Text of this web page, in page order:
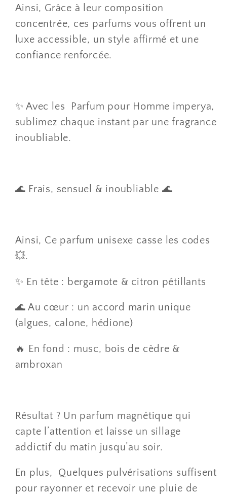
Ainsi, Grâce à leur composition
concentrée, ces parfums vous offrent un
luxe accessible, un style affirmé et une
confiance renforcée.
✨ Avec les Parfum pour Homme imperya,
sublimez chaque instant par une fragrance
inoubliable.
🌊 Frais, sensuel & inoubliable 🌊
Ainsi, Ce parfum unisexe casse les codes
💥.
✨ En tête : bergamote & citron pétillants
🌊 Au cœur : un accord marin unique
(algues, calone, hédione)
🔥 En fond : musc, bois de cèdre &
ambroxan
Résultat ? Un parfum magnétique qui
capte l’attention et laisse un sillage
addictif du matin jusqu’au soir.
En plus, Quelques pulvérisations suffisent
pour rayonner et recevoir une pluie de